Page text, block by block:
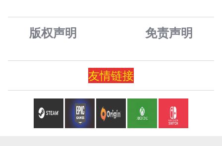
版权声明 免责声明
友情链接